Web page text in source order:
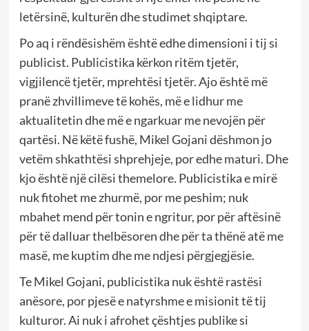
letërsinë, kulturën dhe studimet shqiptare.
Po aq i rëndësishëm është edhe dimensioni i tij si
publicist. Publicistika kërkon ritëm tjetër,
vigjilencë tjetër, mprehtësi tjetër. Ajo është më
pranë zhvillimeve të kohës, më e lidhur me
aktualitetin dhe më e ngarkuar me nevojën për
qartësi. Në këtë fushë, Mikel Gojani dëshmon jo
vetëm shkathtësi shprehjeje, por edhe maturi. Dhe
kjo është një cilësi themelore. Publicistika e mirë
nuk fitohet me zhurmë, por me peshim; nuk
mbahet mend për tonin e ngritur, por për aftësinë
për të dalluar thelbësoren dhe për ta thënë atë me
masë, me kuptim dhe me ndjesi përgjegjësie.
Te Mikel Gojani, publicistika nuk është rastësi
anësore, por pjesë e natyrshme e misionit të tij
kulturor. Ai nuk i afrohet çështjes publike si